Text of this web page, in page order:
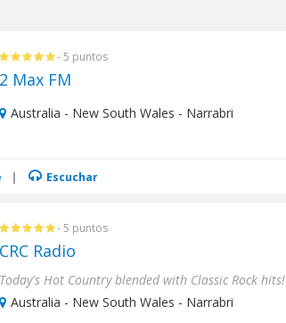
- 5 puntos
2 Max FM
Australia - New South Wales - Narrabri
| Escuchar
- 5 puntos
CRC Radio
Today's Hot Country blended with Classic Rock hits!
Australia - New South Wales - Narrabri